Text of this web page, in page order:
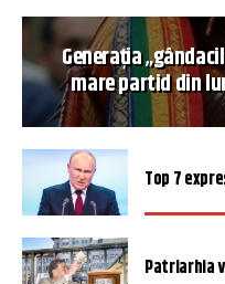
Generația
mare partid din
Top 7
Patriarhia